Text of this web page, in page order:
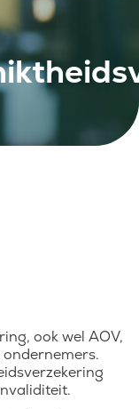
ook wel AOV,